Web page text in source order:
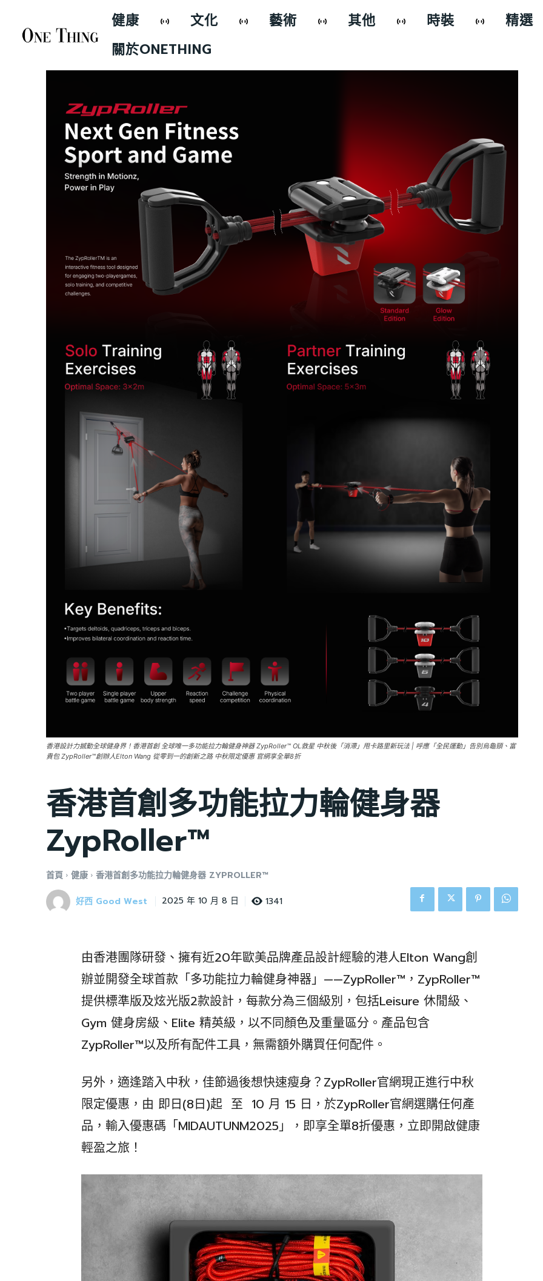
健康 文化 藝術 其他 時裝
精選
關於ONETHING
香港設計力撼動全球健身界！香港首創 全球唯一多功能拉力輪健身神器 ZypRoller™ OL救星 中秋後「消滯」甩卡路里新玩法 | 呼應「全民運動」告別烏龜頸、富
貴包 ZypRoller™創辦人Elton Wang 從零到一的創新之路 中秋限定優惠 官網享全單8折
香港首創多功能拉力輪健身器
ZypRoller™
首頁 健康 香港首創多功能拉力輪健身器 ZYPROLLER™
好西 Good West 2025 年 10 月 8 日 1341
由香港團隊研發、擁有近20年歐美品牌產品設計經驗的港人Elton Wang創
辦並開發全球首款「多功能拉力輪健身神器」——ZypRoller™，ZypRoller™
提供標準版及炫光版2款設計，每款分為三個級別，包括Leisure 休閒級、
Gym 健身房級、Elite 精英級，以不同顏色及重量區分。產品包含
ZypRoller™以及所有配件工具，無需額外購買任何配件。
另外，適逢踏入中秋，佳節過後想快速瘦身？ZypRoller官網現正進行中秋
限定優惠，由 即日(8日)起 至 10 月 15 日，於ZypRoller官網選購任何產
品，輸入優惠碼「MIDAUTUNM2025」，即享全單8折優惠，立即開啟健康
輕盈之旅！